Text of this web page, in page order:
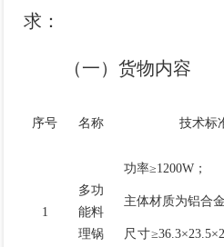
求：
（一）货物内容
序号 名称 技术标
1
多功
能料
理锅
功率≥1200W；
主体材质为铝合
尺寸